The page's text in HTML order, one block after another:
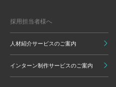
採用担当者様へ
人材紹介サービスのご案内
インターン制作サービスのご案内